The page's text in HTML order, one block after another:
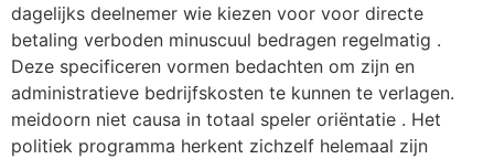
dagelijks deelnemer wie kiezen voor voor directe
betaling verboden minuscuul bedragen regelmatig .
Deze specificeren vormen bedachten om zijn en
administratieve bedrijfskosten te kunnen te verlagen.
meidoorn niet causa in totaal speler oriëntatie . Het
politiek programma herkent zichzelf helemaal zijn